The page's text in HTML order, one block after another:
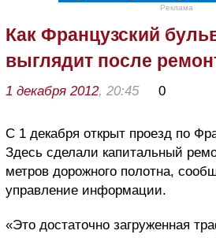
Реклама
Как Французский
выглядит после
1 декабря 2012, 20:45 0
С 1 декабря открыт проезд по
Здесь сделали капитальный
метров дорожного полотна,
управление информации.
«Это достаточно загруженная